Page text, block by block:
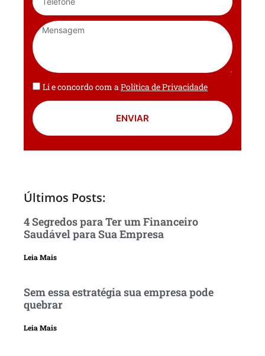
Li e concordo com a Política de Privacidade
ENVIAR
Últimos Posts:
4 Segredos para Ter um Financeiro
Saudável para Sua Empresa
Leia Mais
Sem essa estratégia sua empresa pode
quebrar
Leia Mais